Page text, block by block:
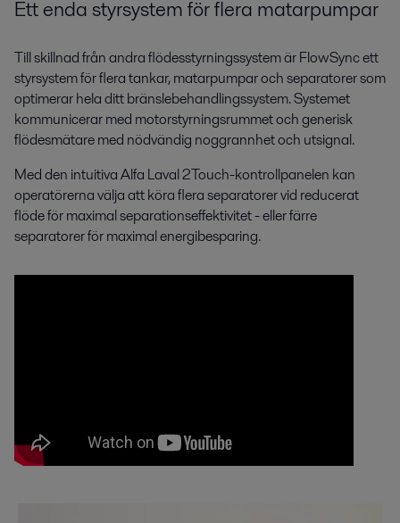
Ett enda styrsystem för flera matarpumpar
Till skillnad från andra flödesstyrningssystem är FlowSync ett
styrsystem för flera tankar, matarpumpar och separatorer som
optimerar hela ditt bränslebehandlingssystem. Systemet
kommunicerar med motorstyrningsrummet och generisk
flödesmätare med nödvändig noggrannhet och utsignal.
Med den intuitiva Alfa Laval 2Touch-kontrollpanelen kan
operatörerna välja att köra flera separatorer vid reducerat
flöde för maximal separationseffektivitet - eller färre
separatorer för maximal energibesparing.